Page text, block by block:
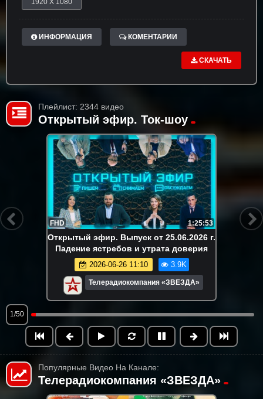
1920 X 1080
ИНФОРМАЦИЯ КОМЕНТАРИИ
СКАЧАТЬ
Плейлист: 2344 видео
Открытый эфир. Ток-шоу
FHD 1:25:53
Открытый эфир. Выпуск от 25.06.2026 г.
Падение ястребов и утрата доверия
2026-06-26 11:10 3.9K
Телерадиокомпания «ЗВЕЗДА»
1/50
Популярные Видео На Канале:
Телерадиокомпания «ЗВЕЗДА»